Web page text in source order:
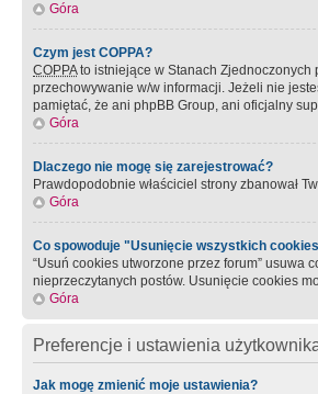
Góra
Czym jest COPPA?
COPPAto istniejące w Stanach Zjednoczonych
przechowywanie w/w informacji. Jeżeli nie
pamiętać, że ani phpBB Group, ani oficjalny
Góra
Dlaczego nie mogę się zarejestrować?
Prawdopodobnie właściciel strony zbanował
Góra
Co spowoduje "Usunięcie wszystkich
“Usuń cookies utworzone przez forum” usuwa
nieprzeczytanych postów. Usunięcie cookies
Góra
Preferencje i ustawienia
Jak mogę zmienić moje ustawienia?